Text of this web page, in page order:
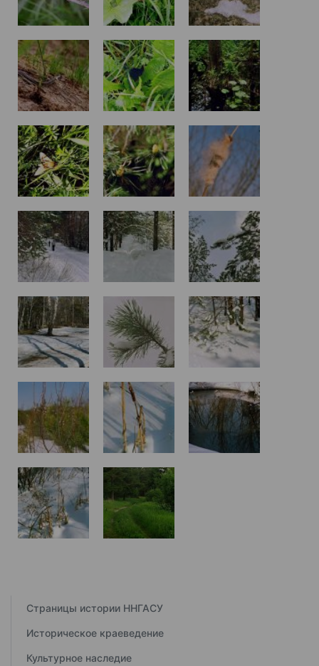
Страницы истории ННГАСУ
Историческое краеведение
Культурное наследие